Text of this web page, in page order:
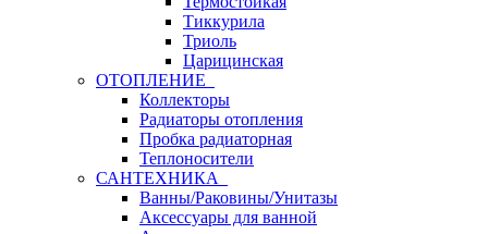
Тиккурила
Триоль
Царицинская
ОТОПЛЕНИЕ
Коллекторы
Радиаторы отопления
Пробка радиаторная
Теплоносители
САНТЕХНИКА
Ванны/Раковины/Унитазы
Аксессуары для ванной